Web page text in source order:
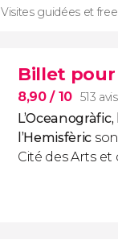
Visites guidées et
Billet pour
8,90/ 10 513 avis
l’Hemisfèric
Cité des Arts et